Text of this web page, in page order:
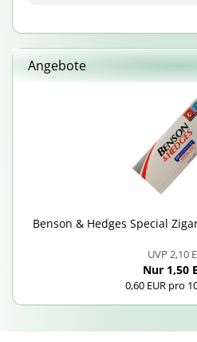
Angebote
Ben­son & Hedges Spe­cial
UVP 2,10
Nur 1,50
0,60 EUR pro